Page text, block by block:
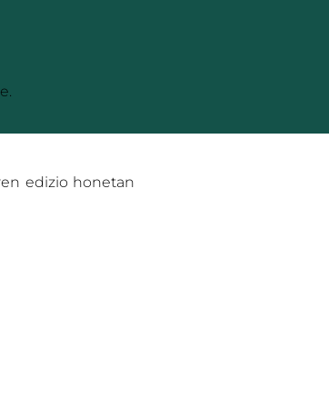
edizio honetan